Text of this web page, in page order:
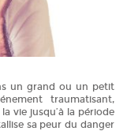
un grand ou un petit
traumatisant,
vie jusqu’à la période
sa peur du danger